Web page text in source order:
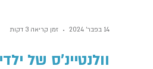
וולנטיינ'ס של
14 בפבר׳ 2024 זמן קריאה 3 דקות